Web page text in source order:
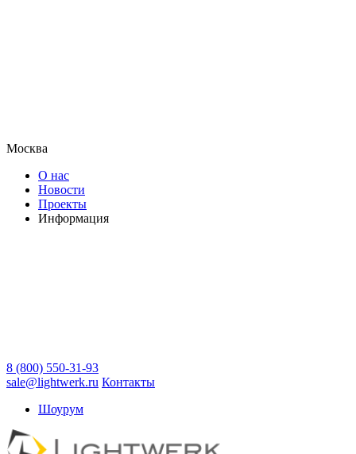
Москва
О нас
Новости
Проекты
Информация
8 (800) 550-31-93
sale@lightwerk.ru Контакты
Шоурум